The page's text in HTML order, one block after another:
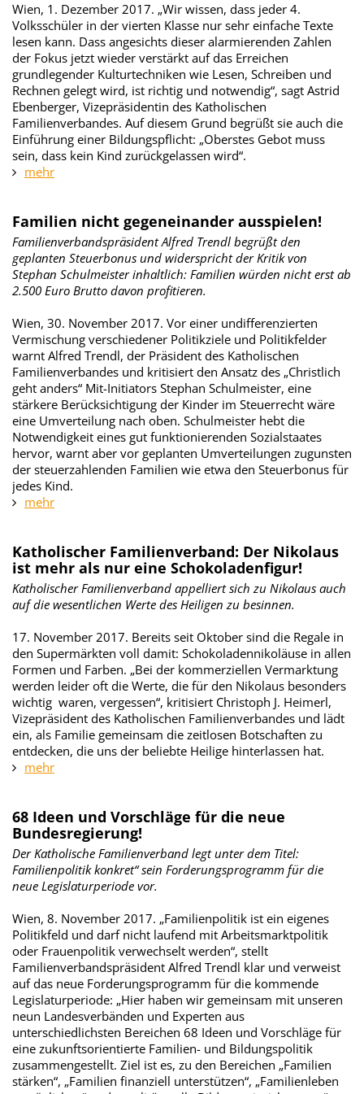
Wien, 1. Dezember 2017. „Wir wissen, dass jeder 4.
Volksschüler in der vierten Klasse nur sehr einfache Texte
lesen kann. Dass angesichts dieser alarmierenden Zahlen
der Fokus jetzt wieder verstärkt auf das Erreichen
grundlegender Kulturtechniken wie Lesen, Schreiben und
Rechnen gelegt wird, ist richtig und notwendig“, sagt Astrid
Ebenberger, Vizepräsidentin des Katholischen
Familienverbandes. Auf diesem Grund begrüßt sie auch die
Einführung einer Bildungspflicht: „Oberstes Gebot muss
sein, dass kein Kind zurückgelassen wird“.
mehr
Familien nicht gegeneinander ausspielen!
Familienverbandspräsident Alfred Trendl begrüßt den
geplanten Steuerbonus und widerspricht der Kritik von
Stephan Schulmeister inhaltlich: Familien würden nicht erst ab
2.500 Euro Brutto davon profitieren.
Wien, 30. November 2017. Vor einer undifferenzierten
Vermischung verschiedener Politikziele und Politikfelder
warnt Alfred Trendl, der Präsident des Katholischen
Familienverbandes und kritisiert den Ansatz des „Christlich
geht anders“ Mit-Initiators Stephan Schulmeister, eine
stärkere Berücksichtigung der Kinder im Steuerrecht wäre
eine Umverteilung nach oben. Schulmeister hebt die
Notwendigkeit eines gut funktionierenden Sozialstaates
hervor, warnt aber vor geplanten Umverteilungen zugunsten
der steuerzahlenden Familien wie etwa den Steuerbonus für
jedes Kind.
mehr
Katholischer Familienverband: Der Nikolaus
ist mehr als nur eine Schokoladenfigur!
Katholischer Familienverband appelliert sich zu Nikolaus auch
auf die wesentlichen Werte des Heiligen zu besinnen.
17. November 2017. Bereits seit Oktober sind die Regale in
den Supermärkten voll damit: Schokoladennikoläuse in allen
Formen und Farben. „Bei der kommerziellen Vermarktung
werden leider oft die Werte, die für den Nikolaus besonders
wichtig waren, vergessen“, kritisiert Christoph J. Heimerl,
Vizepräsident des Katholischen Familienverbandes und lädt
ein, als Familie gemeinsam die zeitlosen Botschaften zu
entdecken, die uns der beliebte Heilige hinterlassen hat.
mehr
68 Ideen und Vorschläge für die neue
Bundesregierung!
Der Katholische Familienverband legt unter dem Titel:
Familienpolitik konkret“ sein Forderungsprogramm für die
neue Legislaturperiode vor.
Wien, 8. November 2017. „Familienpolitik ist ein eigenes
Politikfeld und darf nicht laufend mit Arbeitsmarktpolitik
oder Frauenpolitik verwechselt werden“, stellt
Familienverbandspräsident Alfred Trendl klar und verweist
auf das neue Forderungsprogramm für die kommende
Legislaturperiode: „Hier haben wir gemeinsam mit unseren
neun Landesverbänden und Experten aus
unterschiedlichsten Bereichen 68 Ideen und Vorschläge für
eine zukunftsorientierte Familien- und Bildungspolitik
zusammengestellt. Ziel ist es, zu den Bereichen „Familien
stärken“, „Familien finanziell unterstützen“, „Familienleben